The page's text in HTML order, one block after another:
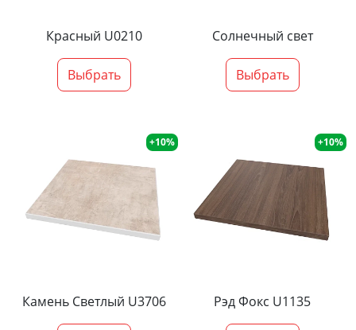
Красный U0210
Выбрать
Солнечный свет
Выбрать
+10%
Камень Светлый U3706
+10%
Рэд Фокс U1135